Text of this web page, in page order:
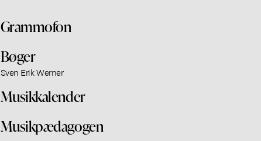
Grammofon
Bøger
Sven Erik Werner
Musikkalender
Musikpædagogen